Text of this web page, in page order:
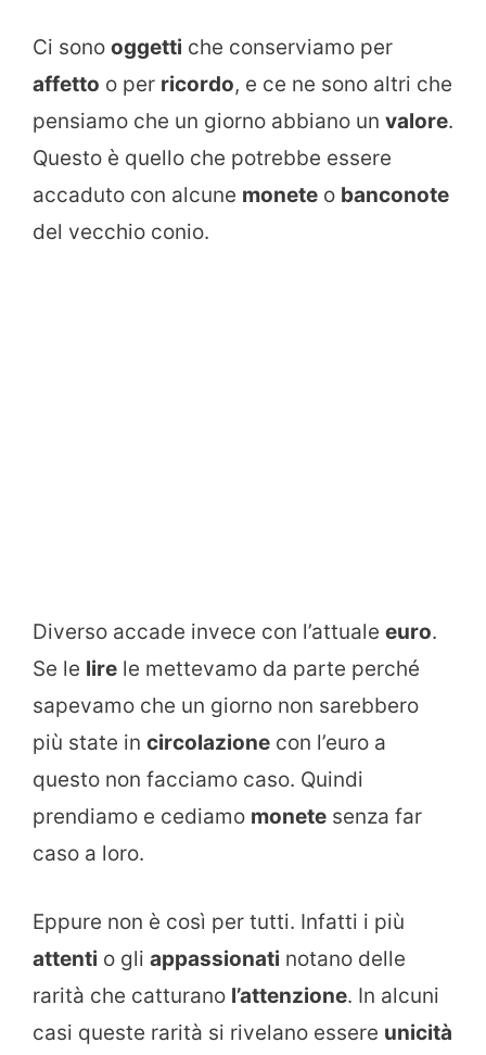
Ci sono oggetti che conserviamo per
affetto o per ricordo, e ce ne sono altri che
pensiamo che un giorno abbiano un valore.
Questo è quello che potrebbe essere
accaduto con alcune monete o banconote
del vecchio conio.
Diverso accade invece con l’attuale euro.
Se le lire le mettevamo da parte perché
sapevamo che un giorno non sarebbero
più state in circolazione con l’euro a
questo non facciamo caso. Quindi
prendiamo e cediamo monete senza far
caso a loro.
Eppure non è così per tutti. Infatti i più
attenti o gli appassionati notano delle
rarità che catturano l’attenzione. In alcuni
casi queste rarità si rivelano essere unicità